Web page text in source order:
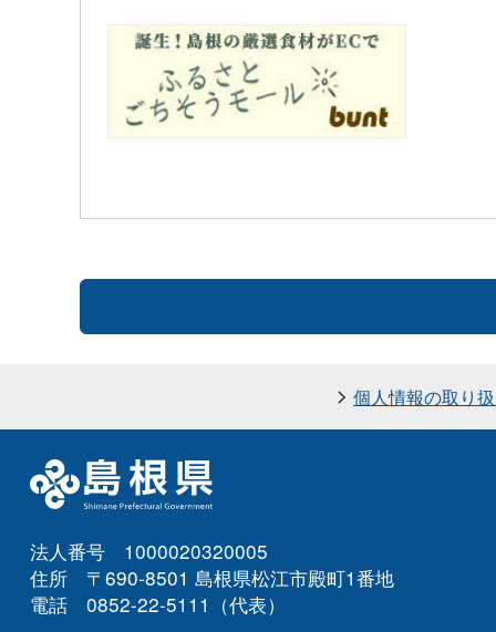
個人情報の取り
法人番号 1000020320005
住所 〒690-8501 島根県松江市殿町1番地
電話 0852-22-5111（代表）